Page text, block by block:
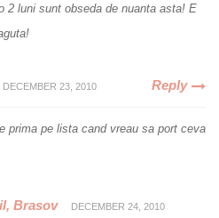
2 luni sunt obseda de nuanta asta! E
DECEMBER 23, 2010 Reply
prima pe lista cand vreau sa port ceva
Brasov DECEMBER 24, 2010